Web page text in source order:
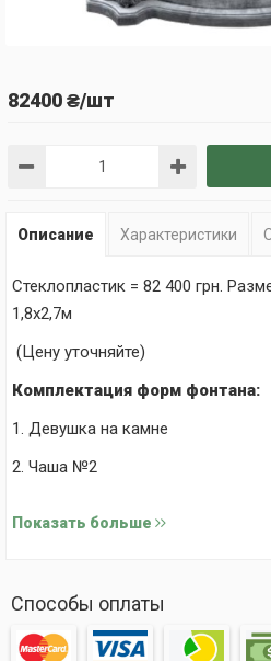
82400 ₴/шт
Описание Характеристики
Стеклопластик = 82 400 грн.
1,8х2,7м
(Цену уточняйте)
Комплектация форм фонтана:
1. Девушка на камне
2. Чаша №2
Показать больше
Способы оплаты